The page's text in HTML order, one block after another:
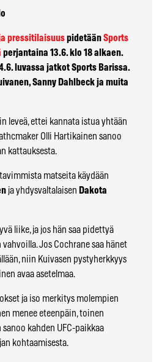
pressitilaisuuspidetäänSports
perjantaina 13.6. klo 18 alkaen.
luvassa jatkot Sports Barissa.
Sanny Dahlbeck ja muita
leveä, ettei kannata istua yhtään
Olli Hartikainen sanoo
kattauksesta.
matseita käydään
ja yhdysvaltalaisen Dakota
liike, ja jos hän saa pidettyä
Jos Cochrane saa hänet
niin Kuivasen pystyherkkyys
avaa asetelmaa.
ja iso merkitys molempien
menee eteenpäin, toinen
kahden UFC-paikkaa
kohtaamisesta.